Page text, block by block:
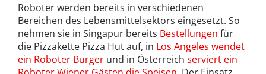
Roboter werden bereits in verschiedenen
Bereichen des Lebensmittelsektors eingesetzt. So
nehmen sie in Singapur bereits Bestellungen für
die Pizzakette Pizza Hut auf, in Los Angeles wendet
ein Roboter Burger und in Österreich serviert ein